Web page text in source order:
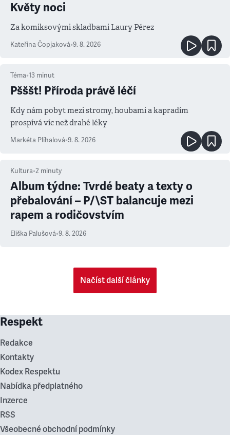
Květy noci
Za komiksovými skladbami Laury Pérez
Kateřina Čopjaková•9. 8. 2026
Téma•13 minut
Pšššt! Příroda právě léčí
Kdy nám pobyt mezi stromy, houbami a kapradím
prospívá víc než drahé léky
Markéta Plíhalová•9. 8. 2026
Kultura•2 minuty
Album týdne: Tvrdé beaty a texty o
přebalování – P/\ST balancuje mezi
rapem a rodičovstvím
Eliška Palušová•9. 8. 2026
Načíst další články
Respekt
Redakce
Kontakty
Kodex Respektu
Nabídka předplatného
Inzerce
RSS
Všeobecné obchodní podmínky